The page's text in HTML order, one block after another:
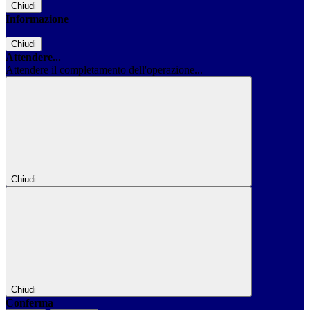
Chiudi
Informazione
Chiudi
Attendere...
Attendere il completamento dell'operazione...
Chiudi
Chiudi
Conferma